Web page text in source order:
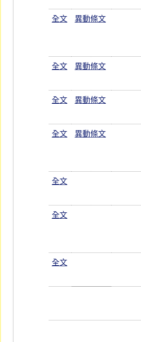
全文 異動條文
全文 異動條文
全文 異動條文
全文 異動條文
全文
全文
全文